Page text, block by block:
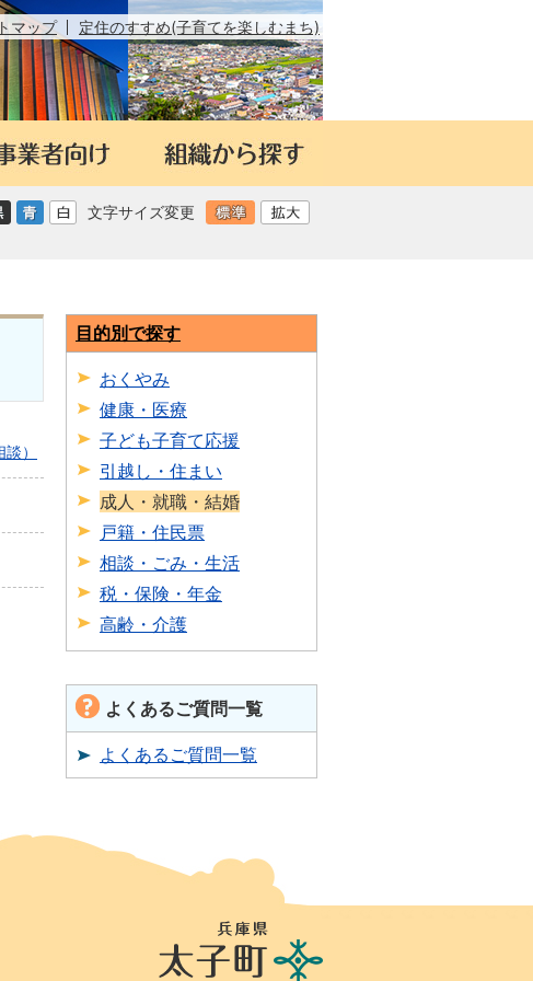
マップ 定住のすすめ(子育てを楽しむまち)
文字サイズ変更
）
目的別で探す
おくやみ
健康・医療
子ども子育て応援
引越し・住まい
成人・就職・結婚
戸籍・住民票
相談・ごみ・生活
税・保険・年金
高齢・介護
よくあるご質問一覧
よくあるご質問一覧
庫